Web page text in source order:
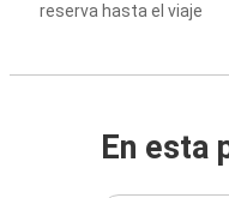
reserva hasta el viaje
En esta